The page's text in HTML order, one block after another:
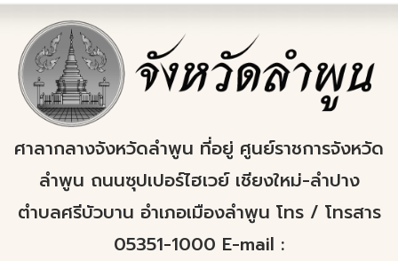
ศาลากลางจังหวัดลำพูน ที่อยู่ ศูนย์ราชการจังหวัด
ลำพูน ถนนซุปเปอร์ไฮเวย์ เชียงใหม่-ลำปาง
ตำบลศรีบัวบาน อำเภอเมืองลำพูน โทร / โทรสาร
05351-1000 E-mail :